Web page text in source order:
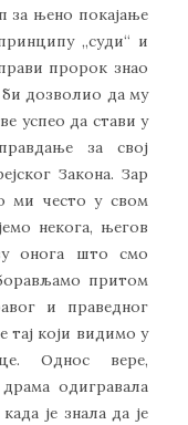
за њено покајање
„суди“ и
пророк знао
би дозволио да му
успео да стави у
за свој
Закона. Зар
ми често у свом
некога, његов
онога што смо
притом
и праведног
тај који видимо у
Однос вере,
одигравала
је знала да је